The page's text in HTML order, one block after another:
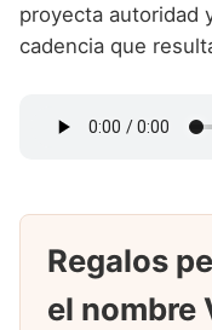
proyecta autoridad
cadencia que
Regalos
el nombre